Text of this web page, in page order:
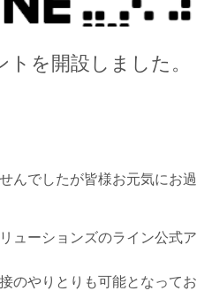
を開設しました。
んでしたが皆様お元気にお過
ューションズのライン公式ア
のやりとりも可能となってお